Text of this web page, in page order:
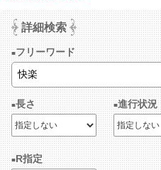
詳細検索
フリーワード
長さ 進行状況
R指定